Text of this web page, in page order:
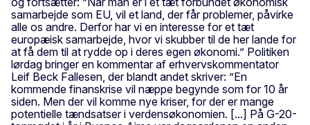
samarbejde som EU, vil et land, der får problemer, påvirke
alle os andre. Derfor har vi en interesse for et tæt
europæisk samarbejde, hvor vi skubber til de her lande for
at få dem til at rydde op i deres egen økonomi.” Politiken
lørdag bringer en kommentar af erhvervskommentator
Leif Beck Fallesen, der blandt andet skriver: ”En
kommende finanskrise vil næppe begynde som for 10 år
siden. Men der vil komme nye kriser, for der er mange
potentielle tændsatser i verdensøkonomien. [...] På G-20-